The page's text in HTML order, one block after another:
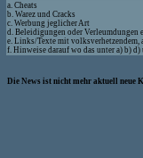
a. Cheats
b. Warez und Cracks
c. Werbung jeglicher Art
d. Beleidigungen oder Verleumdungen
e. Links/Texte mit
f. Hinweise darauf wo das unter a) b)
Die News ist nicht mehr aktuell neue